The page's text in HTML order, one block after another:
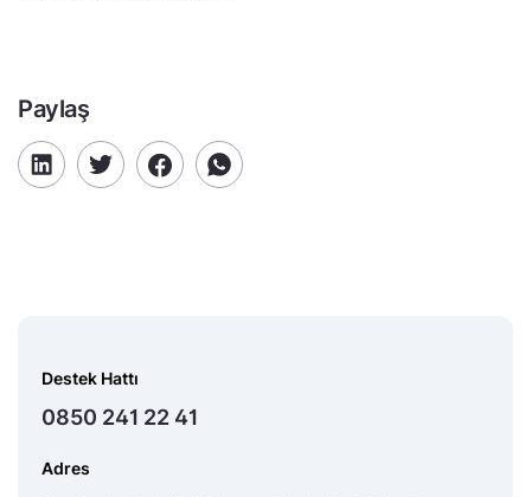
Paylaş
Destek Hattı
0850 241 22 41
Adres